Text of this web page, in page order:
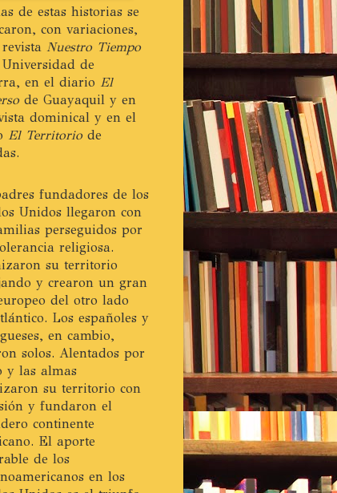
de estas historias se
con variaciones,
Nuestro Tiempo
de
en el diario El
de Guayaquil y en
dominical y en el
El Territoriode
fundadores de los
Unidos llegaron con
perseguidos por
religiosa.
su territorio
y crearon un gran
del otro lado
Los españoles y
en cambio,
solos. Alentados por
y las almas
su territorio con
y fundaron el
continente
El aporte
de los
en los